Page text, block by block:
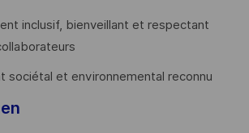
inclusif, bienveillant et respectant
sociétal et environnemental reconnu